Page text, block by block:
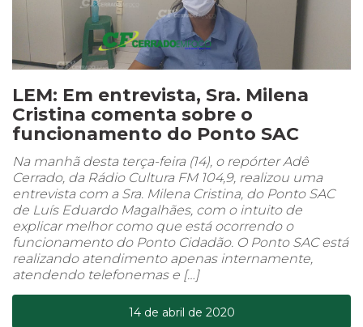
LEM: Em entrevista, Sra. Milena
Cristina comenta sobre o
funcionamento do Ponto SAC
Na manhã desta terça-feira (14), o repórter Adê
Cerrado, da Rádio Cultura FM 104,9, realizou uma
entrevista com a Sra. Milena Cristina, do Ponto SAC
de Luís Eduardo Magalhães, com o intuito de
explicar melhor como que está ocorrendo o
funcionamento do Ponto Cidadão. O Ponto SAC está
realizando atendimento apenas internamente,
atendendo telefonemas e […]
14 de abril de 2020